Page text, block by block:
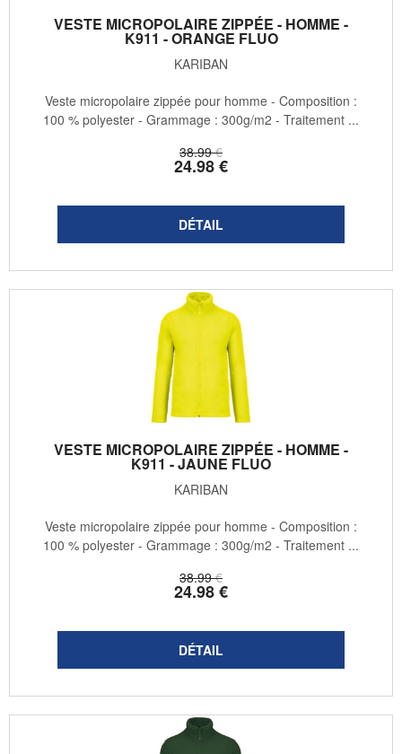
VESTE MICROPOLAIRE ZIPPÉE - HOMME -
K911 - ORANGE FLUO
KARIBAN
38.99 €
24.98€
Veste micropolaire zippée pour homme - Composition :
100 % polyester - Grammage : 300g/m2 - Traitement ...
VESTE MICROPOLAIRE ZIPPÉE - HOMME -
K911 - JAUNE FLUO
KARIBAN
38.99 €
24.98€
Veste micropolaire zippée pour homme - Composition :
100 % polyester - Grammage : 300g/m2 - Traitement ...